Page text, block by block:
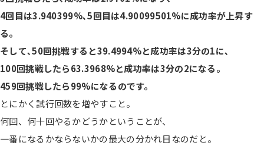
4回目は3.940399%､5回目は4.90099501%に成功率が上昇す
る。
そして､50回挑戦すると39.4994%と成功率は3分の1に､
100回挑戦したら63.3968%と成功率は3分の2になる。
459回挑戦したら99%になるのです。
とにかく試行回数を増やすこと。
何回、何十回やるかどうかということが、
一番になるかならないかの最大の分かれ目なのだと。